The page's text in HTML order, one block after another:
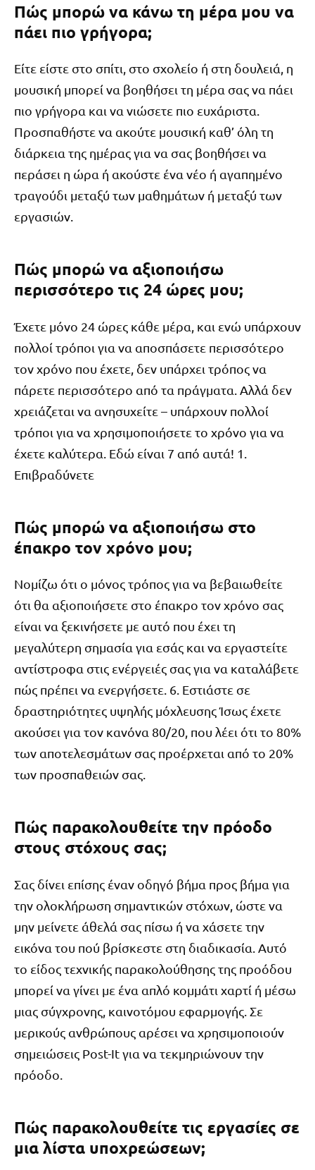
Πώς μπορώ να κάνω τη μέρα μου να
πάει πιο γρήγορα;
Είτε είστε στο σπίτι, στο σχολείο ή στη δουλειά, η
μουσική μπορεί να βοηθήσει τη μέρα σας να πάει
πιο γρήγορα και να νιώσετε πιο ευχάριστα.
Προσπαθήστε να ακούτε μουσική καθ’ όλη τη
διάρκεια της ημέρας για να σας βοηθήσει να
περάσει η ώρα ή ακούστε ένα νέο ή αγαπημένο
τραγούδι μεταξύ των μαθημάτων ή μεταξύ των
εργασιών.
Πώς μπορώ να αξιοποιήσω
περισσότερο τις 24 ώρες μου;
Έχετε μόνο 24 ώρες κάθε μέρα, και ενώ υπάρχουν
πολλοί τρόποι για να αποσπάσετε περισσότερο
τον χρόνο που έχετε, δεν υπάρχει τρόπος να
πάρετε περισσότερο από τα πράγματα. Αλλά δεν
χρειάζεται να ανησυχείτε – υπάρχουν πολλοί
τρόποι για να χρησιμοποιήσετε το χρόνο για να
έχετε καλύτερα. Εδώ είναι 7 από αυτά! 1.
Επιβραδύνετε
Πώς μπορώ να αξιοποιήσω στο
έπακρο τον χρόνο μου;
Νομίζω ότι ο μόνος τρόπος για να βεβαιωθείτε
ότι θα αξιοποιήσετε στο έπακρο τον χρόνο σας
είναι να ξεκινήσετε με αυτό που έχει τη
μεγαλύτερη σημασία για εσάς και να εργαστείτε
αντίστροφα στις ενέργειές σας για να καταλάβετε
πώς πρέπει να ενεργήσετε. 6. Εστιάστε σε
δραστηριότητες υψηλής μόχλευσης Ίσως έχετε
ακούσει για τον κανόνα 80/20, που λέει ότι το 80%
των αποτελεσμάτων σας προέρχεται από το 20%
των προσπαθειών σας.
Πώς παρακολουθείτε την πρόοδο
στους στόχους σας;
Σας δίνει επίσης έναν οδηγό βήμα προς βήμα για
την ολοκλήρωση σημαντικών στόχων, ώστε να
μην μείνετε άθελά σας πίσω ή να χάσετε την
εικόνα του πού βρίσκεστε στη διαδικασία. Αυτό
το είδος τεχνικής παρακολούθησης της προόδου
μπορεί να γίνει με ένα απλό κομμάτι χαρτί ή μέσω
μιας σύγχρονης, καινοτόμου εφαρμογής. Σε
μερικούς ανθρώπους αρέσει να χρησιμοποιούν
σημειώσεις Post-It για να τεκμηριώνουν την
πρόοδο.
Πώς παρακολουθείτε τις εργασίες σε
μια λίστα υποχρεώσεων;